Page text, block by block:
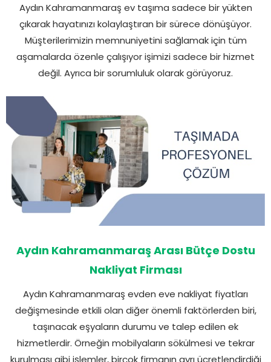
Aydın Kahramanmaraş ev taşıma sadece bir yükten
çıkarak hayatınızı kolaylaştıran bir sürece dönüşüyor.
Müşterilerimizin memnuniyetini sağlamak için tüm
aşamalarda özenle çalışıyor işimizi sadece bir hizmet
değil. Ayrıca bir sorumluluk olarak görüyoruz.
Aydın Kahramanmaraş Arası Bütçe Dostu
Nakliyat Firması
Aydın Kahramanmaraş evden eve nakliyat fiyatları
değişmesinde etkili olan diğer önemli faktörlerden biri,
taşınacak eşyaların durumu ve talep edilen ek
hizmetlerdir. Örneğin mobilyaların sökülmesi ve tekrar
kurulması gibi işlemler, birçok firmanın ayrı ücretlendirdiği